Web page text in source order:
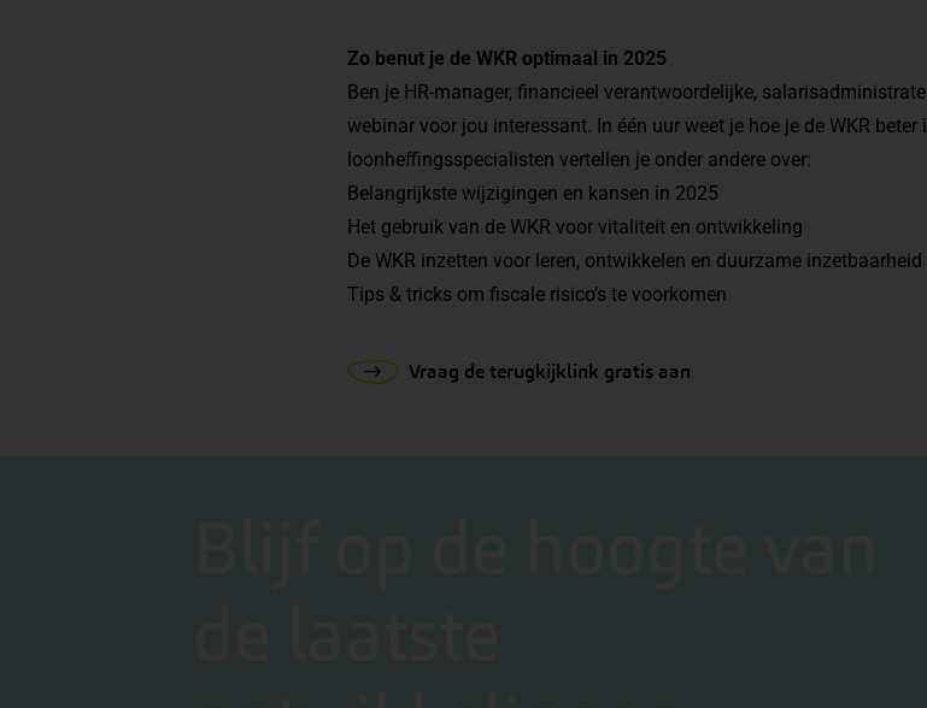
Zo benut je de WKR optimaal in 2025
Ben je HR-manager, financieel verantwoordelijke,
webinar voor jou interessant. In één uur weet je hoe je de WKR beter
loonheffingsspecialisten vertellen je onder andere over:
Belangrijkste wijzigingen en kansen in 2025
Het gebruik van de WKR voor vitaliteit en ontwikkeling
De WKR inzetten voor leren, ontwikkelen en duurzame inzetbaarheid
Tips & tricks om fiscale risico’s te voorkomen
Vraag de terugkijklink gratis aan